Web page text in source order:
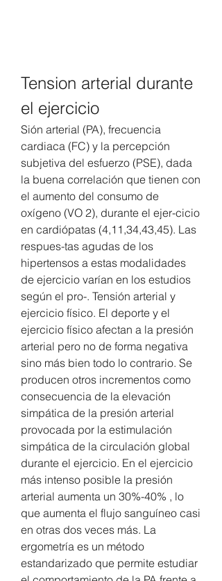
Tension arterial durante
el ejercicio
Sión arterial (PA), frecuencia
cardiaca (FC) y la percepción
subjetiva del esfuerzo (PSE), dada
la buena correlación que tienen con
el aumento del consumo de
oxígeno (VO 2), durante el ejer-cicio
en cardiópatas (4,11,34,43,45). Las
respues-tas agudas de los
hipertensos a estas modalidades
de ejercicio varían en los estudios
según el pro-. Tensión arterial y
ejercicio físico. El deporte y el
ejercicio físico afectan a la presión
arterial pero no de forma negativa
sino más bien todo lo contrario. Se
producen otros incrementos como
consecuencia de la elevación
simpática de la presión arterial
provocada por la estimulación
simpática de la circulación global
durante el ejercicio. En el ejercicio
más intenso posible la presión
arterial aumenta un 30%-40% , lo
que aumenta el flujo sanguíneo casi
en otras dos veces más. La
ergometría es un método
estandarizado que permite estudiar